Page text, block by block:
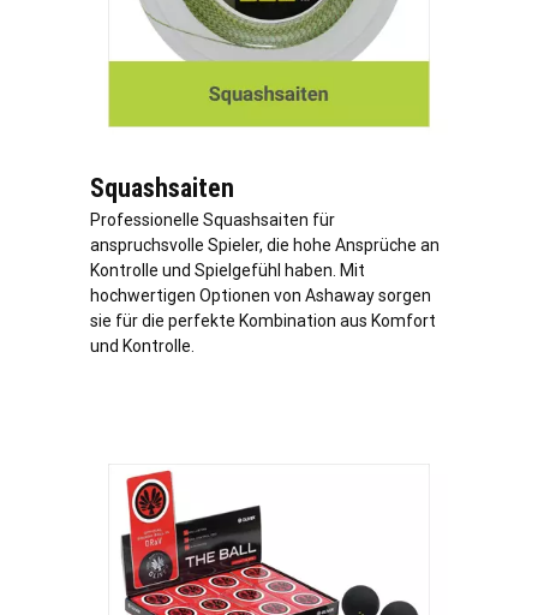
Squashsaiten
Professionelle Squashsaiten für
anspruchsvolle Spieler, die hohe Ansprüche an
Kontrolle und Spielgefühl haben. Mit
hochwertigen Optionen von Ashaway sorgen
sie für die perfekte Kombination aus Komfort
und Kontrolle.